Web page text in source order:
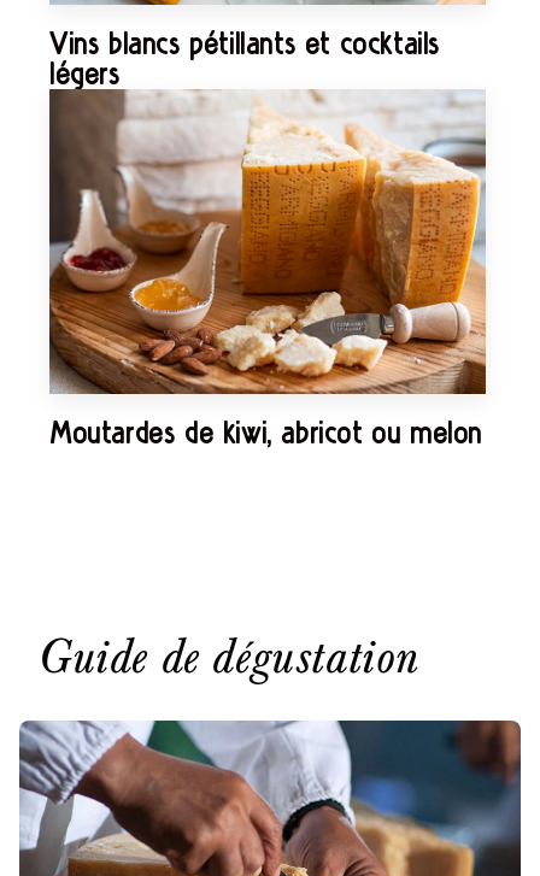
Vins blancs pétillants et cocktails
légers
Moutardes de kiwi, abricot ou melon
Guide de dégustation